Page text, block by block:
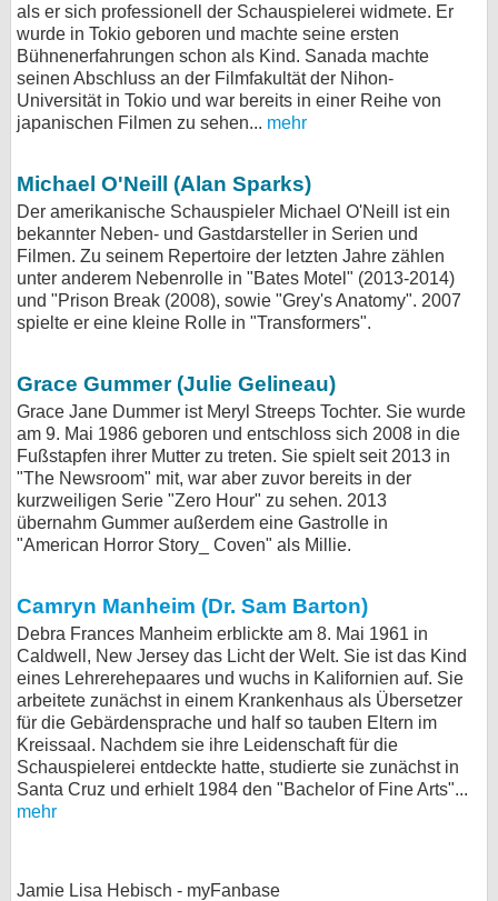
als er sich professionell der Schauspielerei widmete. Er
wurde in Tokio geboren und machte seine ersten
Bühnenerfahrungen schon als Kind. Sanada machte
seinen Abschluss an der Filmfakultät der Nihon-
Universität in Tokio und war bereits in einer Reihe von
japanischen Filmen zu sehen... mehr
Michael O'Neill (Alan Sparks)
Der amerikanische Schauspieler Michael O'Neill ist ein
bekannter Neben- und Gastdarsteller in Serien und
Filmen. Zu seinem Repertoire der letzten Jahre zählen
unter anderem Nebenrolle in "Bates Motel" (2013-2014)
und "Prison Break (2008), sowie "Grey's Anatomy". 2007
spielte er eine kleine Rolle in "Transformers".
Grace Gummer (Julie Gelineau)
Grace Jane Dummer ist Meryl Streeps Tochter. Sie wurde
am 9. Mai 1986 geboren und entschloss sich 2008 in die
Fußstapfen ihrer Mutter zu treten. Sie spielt seit 2013 in
"The Newsroom" mit, war aber zuvor bereits in der
kurzweiligen Serie "Zero Hour" zu sehen. 2013
übernahm Gummer außerdem eine Gastrolle in
"American Horror Story_ Coven" als Millie.
Camryn Manheim (Dr. Sam Barton)
Debra Frances Manheim erblickte am 8. Mai 1961 in
Caldwell, New Jersey das Licht der Welt. Sie ist das Kind
eines Lehrerehepaares und wuchs in Kalifornien auf. Sie
arbeitete zunächst in einem Krankenhaus als Übersetzer
für die Gebärdensprache und half so tauben Eltern im
Kreissaal. Nachdem sie ihre Leidenschaft für die
Schauspielerei entdeckte hatte, studierte sie zunächst in
Santa Cruz und erhielt 1984 den "Bachelor of Fine Arts"...
mehr
Jamie Lisa Hebisch - myFanbase